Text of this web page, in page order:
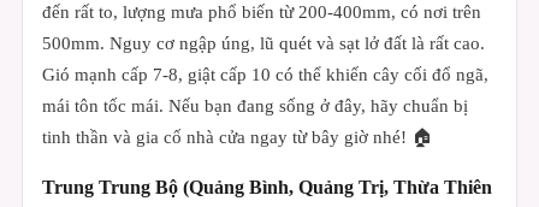
đến rất to, lượng mưa phổ biến từ 200-400mm, có nơi trên
500mm. Nguy cơ ngập úng, lũ quét và sạt lở đất là rất cao.
Gió mạnh cấp 7-8, giật cấp 10 có thể khiến cây cối đổ ngã,
mái tôn tốc mái. Nếu bạn đang sống ở đây, hãy chuẩn bị
tinh thần và gia cố nhà cửa ngay từ bây giờ nhé! 🏠
Trung Trung Bộ (Quảng Bình, Quảng Trị, Thừa Thiên